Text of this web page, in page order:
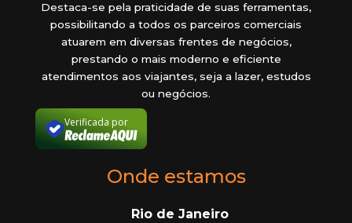
Destaca-se pela praticidade de suas ferramentas,
possibilitando a todos os parceiros comerciais
atuarem em diversas frentes de negócios,
prestando o mais moderno e eficiente
atendimentos aos viajantes, seja a lazer, estudos
ou negócios.
Verificada por
Onde estamos
Rio de Janeiro